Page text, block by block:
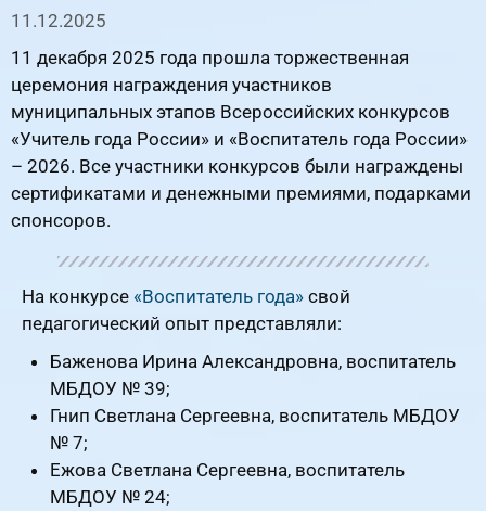
11.12.2025
11 декабря 2025 года прошла торжественная
церемония награждения участников
муниципальных этапов Всероссийских конкурсов
«Учитель года России» и «Воспитатель года России»
– 2026. Все участники конкурсов были награждены
сертификатами и денежными премиями, подарками
спонсоров.
На конкурсе «Воспитатель года» свой
педагогический опыт представляли:
Баженова Ирина Александровна, воспитатель
МБДОУ № 39;
Гнип Светлана Сергеевна, воспитатель МБДОУ
№ 7;
Ежова Светлана Сергеевна, воспитатель
МБДОУ № 24;